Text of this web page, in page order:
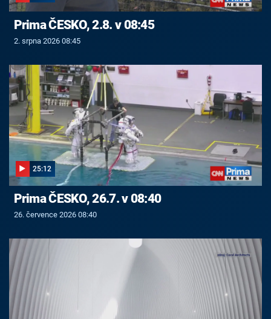
Prima ČESKO, 2.8. v 08:45
2. srpna 2026 08:45
25:12
Prima ČESKO, 26.7. v 08:40
26. července 2026 08:40